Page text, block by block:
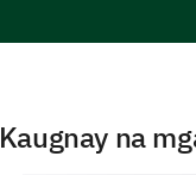
Email
Kaugnay na